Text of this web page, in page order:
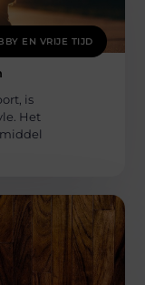
EN VRIJE TIJD
is
Het